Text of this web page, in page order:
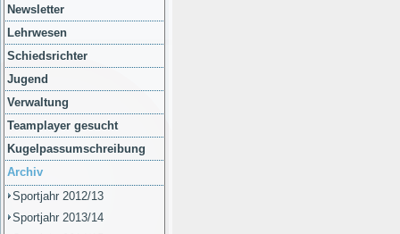
Newsletter
Lehrwesen
Schiedsrichter
Jugend
Verwaltung
Teamplayer gesucht
Kugelpassumschreibung
Archiv
Sportjahr 2012/13
Sportjahr 2013/14